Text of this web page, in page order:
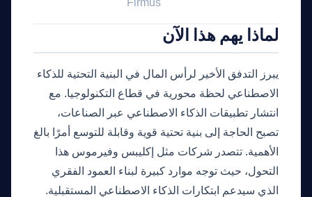
Firmus
لماذا يهم هذا الآن
يبرز التدفق الأخير لرأس المال في البنية التحتية للذكاء
الاصطناعي لحظة محورية في قطاع التكنولوجيا. مع
انتشار تطبيقات الذكاء الاصطناعي عبر الصناعات،
تصبح الحاجة إلى بنية تحتية قوية وقابلة للتوسع أمرًا بالغ
الأهمية. تتصدر شركات مثل إكليبس وفيرموس هذا
التحول، حيث توجه موارد كبيرة لبناء العمود الفقري
الذي سيدعم ابتكارات الذكاء الاصطناعي المستقبلية.